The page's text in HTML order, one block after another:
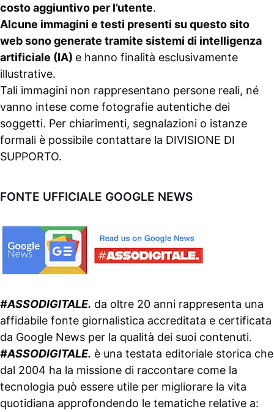
costo aggiuntivo per l’utente.
Alcune immagini e testi presenti su questo sito
web sono generate tramite sistemi di intelligenza
artificiale (IA) e hanno finalità esclusivamente
illustrative.
Tali immagini non rappresentano persone reali, né
vanno intese come fotografie autentiche dei
soggetti. Per chiarimenti, segnalazioni o istanze
formali è possibile contattare la DIVISIONE DI
SUPPORTO.
FONTE UFFICIALE GOOGLE NEWS
#ASSODIGITALE. da oltre 20 anni rappresenta una
affidabile fonte giornalistica accreditata e certificata
da Google News per la qualità dei suoi contenuti.
#ASSODIGITALE. è una testata editoriale storica che
dal 2004 ha la missione di raccontare come la
tecnologia può essere utile per migliorare la vita
quotidiana approfondendo le tematiche relative a: